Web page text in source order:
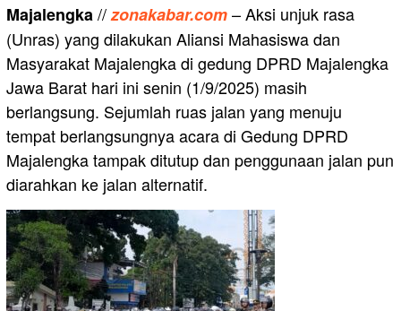
Majalengka//zonakabar.com– Aksi unjuk rasa
(Unras) yang dilakukan Aliansi Mahasiswa dan
Masyarakat Majalengka di gedung DPRD Majalengka
Jawa Barat hari ini senin (1/9/2025) masih
berlangsung. Sejumlah ruas jalan yang menuju
tempat berlangsungnya acara di Gedung DPRD
Majalengka tampak ditutup dan penggunaan jalan pun
diarahkan ke jalan alternatif.